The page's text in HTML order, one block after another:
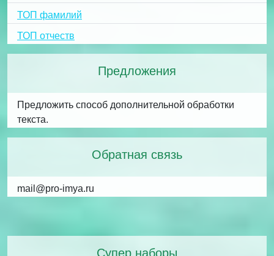
ТОП фамилий
ТОП отчеств
Предложения
Предложить способ дополнительной обработки
текста.
Обратная связь
mail@pro-imya.ru
Супер наборы